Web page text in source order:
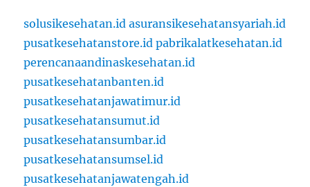
solusikesehatan.id asuransikesehatansyariah.id
pusatkesehatanstore.id pabrikalatkesehatan.id
perencanaandinaskesehatan.id
pusatkesehatanbanten.id
pusatkesehatanjawatimur.id
pusatkesehatansumut.id
pusatkesehatansumbar.id
pusatkesehatansumsel.id
pusatkesehatanjawatengah.id